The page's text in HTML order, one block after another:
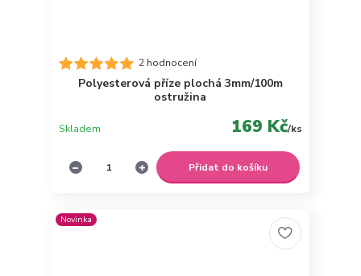
2 hodnocení
Polyesterová příze plochá 3mm/100m
ostružina
169 Kč/ks
Skladem
Přidat do košíku
Novinka